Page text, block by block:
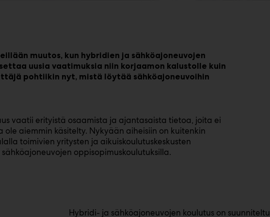
muutos, kun hybridien ja sähköajoneuvojen
uusia vaatimuksia niin korjaamon kalustolle kuin
pohtiikin nyt, mistä löytää sähköajoneuvoihin
vaatii erityistä osaamista ja ajantasaista tietoa, joita ei
ole aiemmin käsitelty. Nykyään aiheisiin on kuitenkin
toimivien yritysten ja aikuiskoulutuskeskusten
oppisopimuskoulutuksilla.
Hybridi- ja sähköajoneuvojen koulutus on